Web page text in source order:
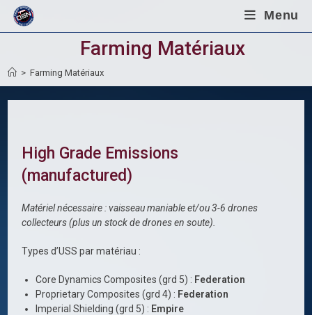
Skip
content
Menu
Farming Matériaux
> Farming Matériaux
High Grade Emissions
(manufactured)
Matériel nécessaire : vaisseau maniable et/ou 3-6 drones
collecteurs (plus un stock de drones en soute).
Types d’USS par matériau :
Core Dynamics Composites (grd 5) : Federation
Proprietary Composites (grd 4) : Federation
Imperial Shielding (grd 5) : Empire